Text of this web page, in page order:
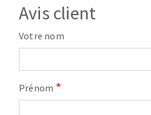
Avis client
Votre nom
Prénom